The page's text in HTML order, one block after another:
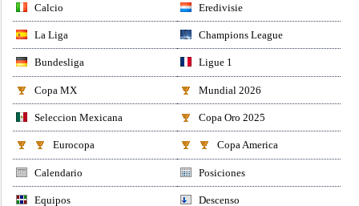
Calcio Eredivisie
La Liga Champions League
Bundesliga Ligue 1
Copa MX Mundial 2026
Seleccion Mexicana Copa Oro 2025
Eurocopa Copa America
Calendario Posiciones
Equipos Descenso